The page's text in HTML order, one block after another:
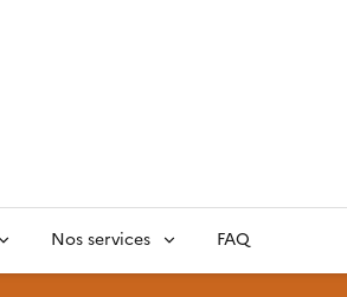
Nos services FAQ